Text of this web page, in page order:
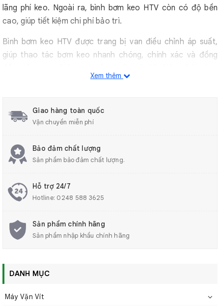
lãng phí keo. Ngoài ra, bình bơm keo HTV còn có độ bền
cao, giúp tiết kiệm chi phí bảo trì.
Bình bơm keo HTV được trang bị van điều chỉnh áp suất,
giúp thao tác bơm keo nhanh chóng, chính xác và đồng
Bình có thiết kế lắp van an toàn giúp bình hoạt động an
Bình bơm keo có áp suất hoạt động tối đa 0.8 MPA, dễ sử
dụng và vệ sinh bình keo.
Bình bơm keo HTV có nhiều dung tích khác nhau, từ 1L đến
20L, đáp ứng nhu cầu sử dụng đa dạng của khách hàng.
Xem thêm
Giao hàng toàn quốc
Vận chuyển miễn phí
Bảo đảm chất lượng
Sản phẩm bảo đảm chất lượng.
Hỗ trợ 24/7
Hotline: 0248 588 3625
Sản phẩm chính hãng
Sản phẩm nhập khẩu chính hãng
DANH MỤC
Máy Vặn Vít